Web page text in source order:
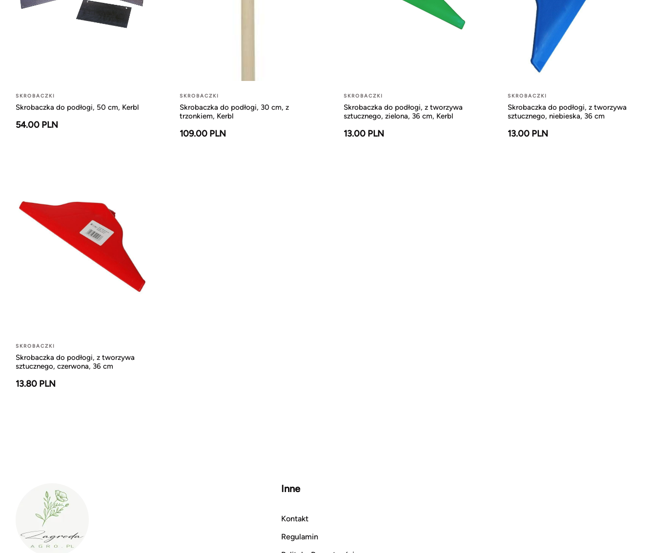
SKROBACZKI
Skrobaczka do podłogi, 50 cm, Kerbl
54.00 PLN
SKROBACZKI
Skrobaczka do podłogi, 30 cm, z
trzonkiem, Kerbl
109.00 PLN
SKROBACZKI
Skrobaczka do podłogi, z tworzywa
sztucznego, zielona, 36 cm, Kerbl
13.00 PLN
SKROBACZKI
Skrobaczka do podłogi, z tworzywa
sztucznego, niebieska, 36 cm
13.00 PLN
SKROBACZKI
Skrobaczka do podłogi, z tworzywa
sztucznego, czerwona, 36 cm
13.80 PLN
Inne
Kontakt
Regulamin